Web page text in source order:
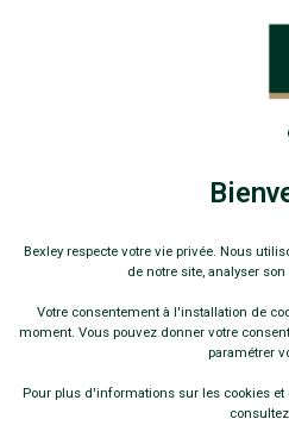
Bexley respecte votre vie privée. Nous
de notre site, analyser
Votre consentement à l'installation de
moment. Vous pouvez donner votre
paramétrer
Pour plus d'informations sur les cookies